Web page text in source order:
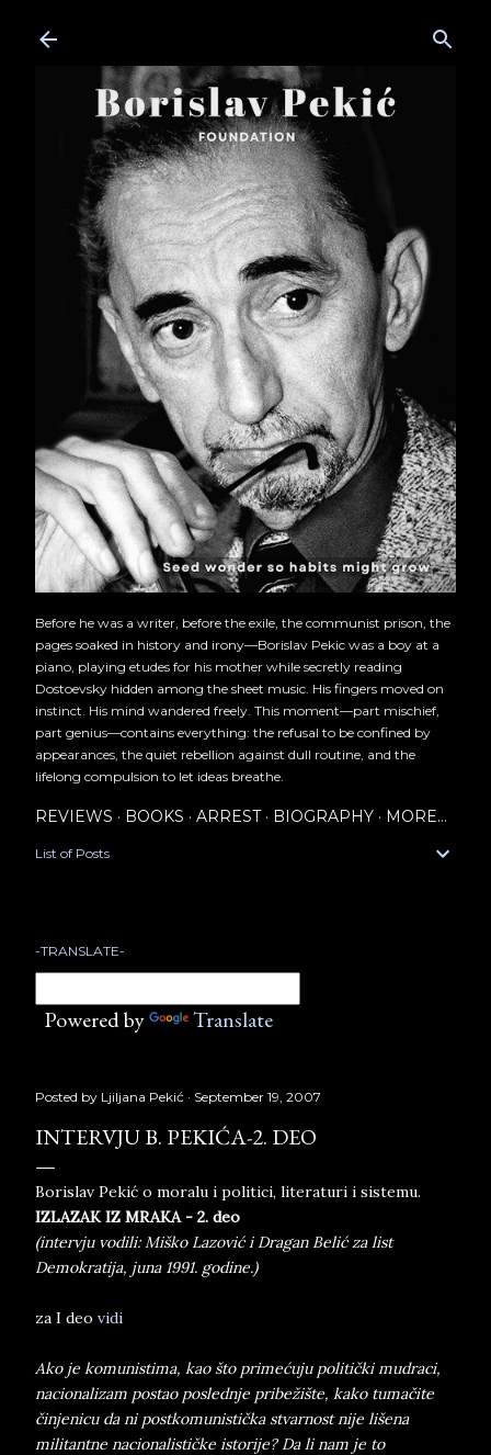
Before he was a writer, before the exile, the communist prison, the
pages soaked in history and irony—Borislav Pekic was a boy at a
piano, playing etudes for his mother while secretly reading
Dostoevsky hidden among the sheet music. His fingers moved on
instinct. His mind wandered freely. This moment—part mischief,
part genius—contains everything: the refusal to be confined by
appearances, the quiet rebellion against dull routine, and the
lifelong compulsion to let ideas breathe.
REVIEWS BOOKS ARREST BIOGRAPHY MORE…
List of Posts
-TRANSLATE-
Powered by Translate
Posted by Ljiljana Pekić September 19, 2007
INTERVJU B. PEKIĆA-2. DEO
Borislav Pekić o moralu i politici, literaturi i sistemu.
IZLAZAK IZ MRAKA - 2. deo
(intervju vodili: Miško Lazović i Dragan Belić za list
Demokratija, juna 1991. godine.)
za I deo vidi
Ako je komunistima, kao što primećuju politički mudraci,
nacionalizam postao poslednje pribežište, kako tumačite
činjenicu da ni postkomunistička stvarnost nije lišena
militantne nacionalističke istorije? Da li nam je to